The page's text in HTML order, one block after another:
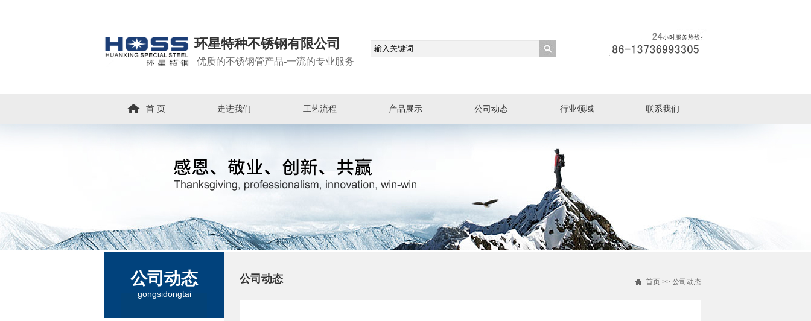
环星特种不锈钢有限公司
优质的不锈钢管产品-一流的专业服务
首 页 走进我们 工艺流程 产品展示 公司动态 行业领域 联系我们
公司动态
gongsidongtai
公司动态 首页 >> 公司动态